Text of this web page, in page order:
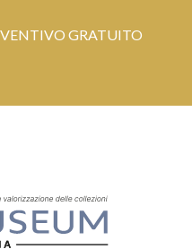
GRATUITO